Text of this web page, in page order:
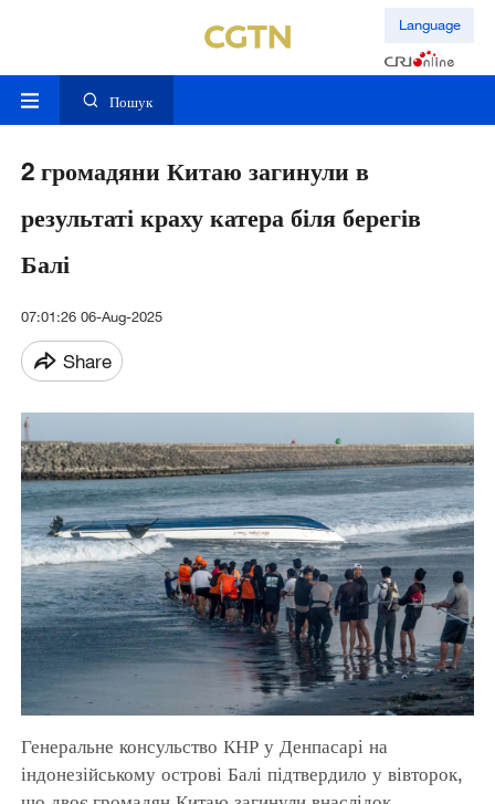
Language
Пошук
2 громадяни Китаю загинули в
результаті краху катера біля берегів
Балі
07:01:26 06-Aug-2025
Share
Генеральне консульство КНР у Денпасарі на
індонезійському острові Балі підтвердило у вівторок,